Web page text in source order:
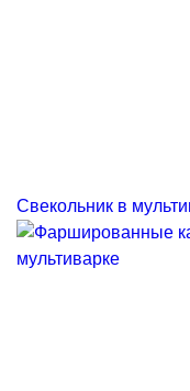
Свекольник в